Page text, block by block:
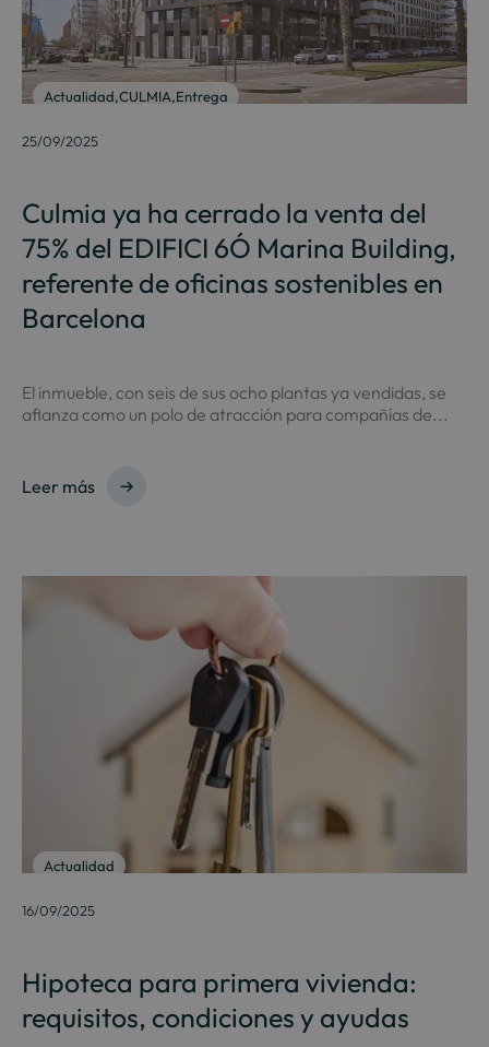
Actualidad,CULMIA,Entrega
25/09/2025
Culmia ya ha cerrado la venta del
75% del EDIFICI 6Ó Marina Building,
referente de oficinas sostenibles en
Barcelona
El inmueble, con seis de sus ocho plantas ya vendidas, se
afianza como un polo de atracción para compañías de...
Leer más
Actualidad
16/09/2025
Hipoteca para primera vivienda:
requisitos, condiciones y ayudas